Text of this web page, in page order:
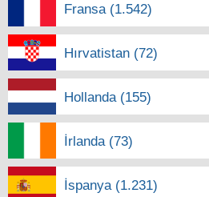
Fransa (1.542)
Hırvatistan (72)
Hollanda (155)
İrlanda (73)
İspanya (1.231)